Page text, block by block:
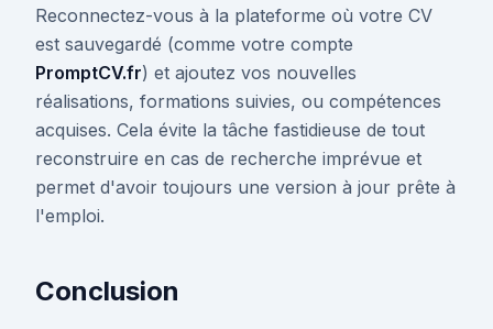
Reconnectez-vous à la plateforme où votre CV
est sauvegardé (comme votre compte
PromptCV.fr) et ajoutez vos nouvelles
réalisations, formations suivies, ou compétences
acquises. Cela évite la tâche fastidieuse de tout
reconstruire en cas de recherche imprévue et
permet d'avoir toujours une version à jour prête à
l'emploi.
Conclusion